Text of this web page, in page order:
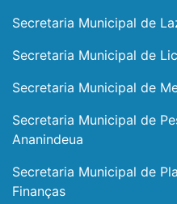
Secretaria Municipal de
Secretaria Municipal de
Secretaria Municipal de
Secretaria Municipal de
Ananindeua
Secretaria Municipal de
Finanças